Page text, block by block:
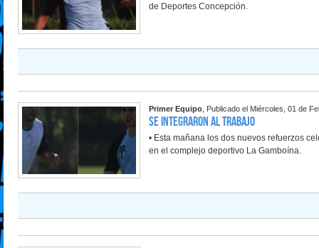
de Deportes Concepción.
Primer Equipo , Publicado el Miércoles, 01 de
Se integraron al trabajo
• Esta mañana los dos nuevos refuerzos
en el complejo deportivo La Gamboína.